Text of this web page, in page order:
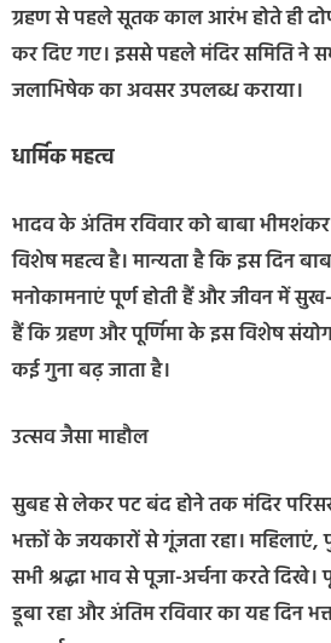
ग्रहण से पहले सूतक काल आरंभ होते ही
कर दिए गए। इससे पहले मंदिर समिति ने
जलाभिषेक का अवसर उपलब्ध कराया।
धार्मिक महत्व
भादव के अंतिम रविवार को बाबा
विशेष महत्व है। मान्यता है कि इस दिन
मनोकामनाएं पूर्ण होती हैं और जीवन में
हैं कि ग्रहण और पूर्णिमा के इस विशेष
कई गुना बढ़ जाता है।
उत्सव जैसा माहौल
सुबह से लेकर पट बंद होने तक मंदिर
भक्तों के जयकारों से गूंजता रहा।
सभी श्रद्धा भाव से पूजा-अर्चना करते दिखे।
डूबा रहा और अंतिम रविवार का यह दिन